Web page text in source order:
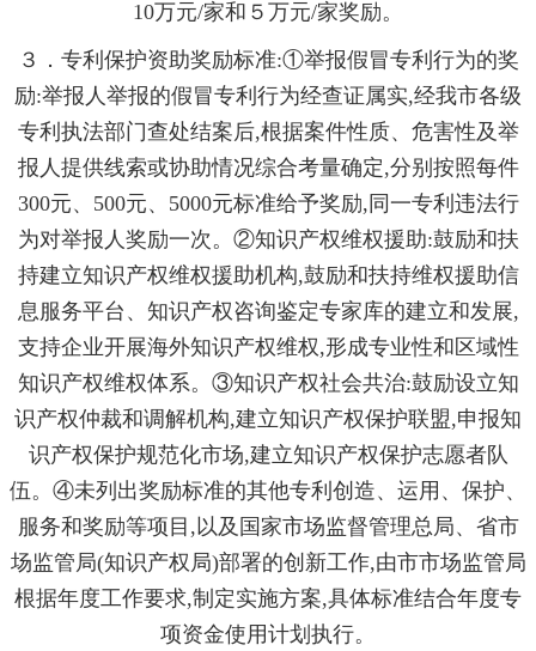
10万元/家和５万元/家奖励。
３．专利保护资助奖励标准:①举报假冒专利行为的奖
励:举报人举报的假冒专利行为经查证属实,经我市各级
专利执法部门查处结案后,根据案件性质、危害性及举
报人提供线索或协助情况综合考量确定,分别按照每件
300元、500元、5000元标准给予奖励,同一专利违法行
为对举报人奖励一次。②知识产权维权援助:鼓励和扶
持建立知识产权维权援助机构,鼓励和扶持维权援助信
息服务平台、知识产权咨询鉴定专家库的建立和发展,
支持企业开展海外知识产权维权,形成专业性和区域性
知识产权维权体系。③知识产权社会共治:鼓励设立知
识产权仲裁和调解机构,建立知识产权保护联盟,申报知
识产权保护规范化市场,建立知识产权保护志愿者队
伍。④未列出奖励标准的其他专利创造、运用、保护、
服务和奖励等项目,以及国家市场监督管理总局、省市
场监管局(知识产权局)部署的创新工作,由市市场监管局
根据年度工作要求,制定实施方案,具体标准结合年度专
项资金使用计划执行。